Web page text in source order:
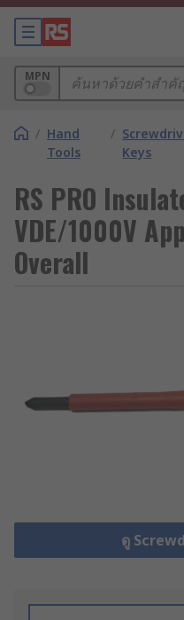
MPN
/ Hand
Tools
/
Keys
RS PRO
VDE/1000V
Overall
ดู